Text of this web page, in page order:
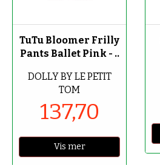
TuTu Bloomer Frilly
Pants Ballet Pink - ..
DOLLY BY LE PETIT
TOM
137,70
Vis mer